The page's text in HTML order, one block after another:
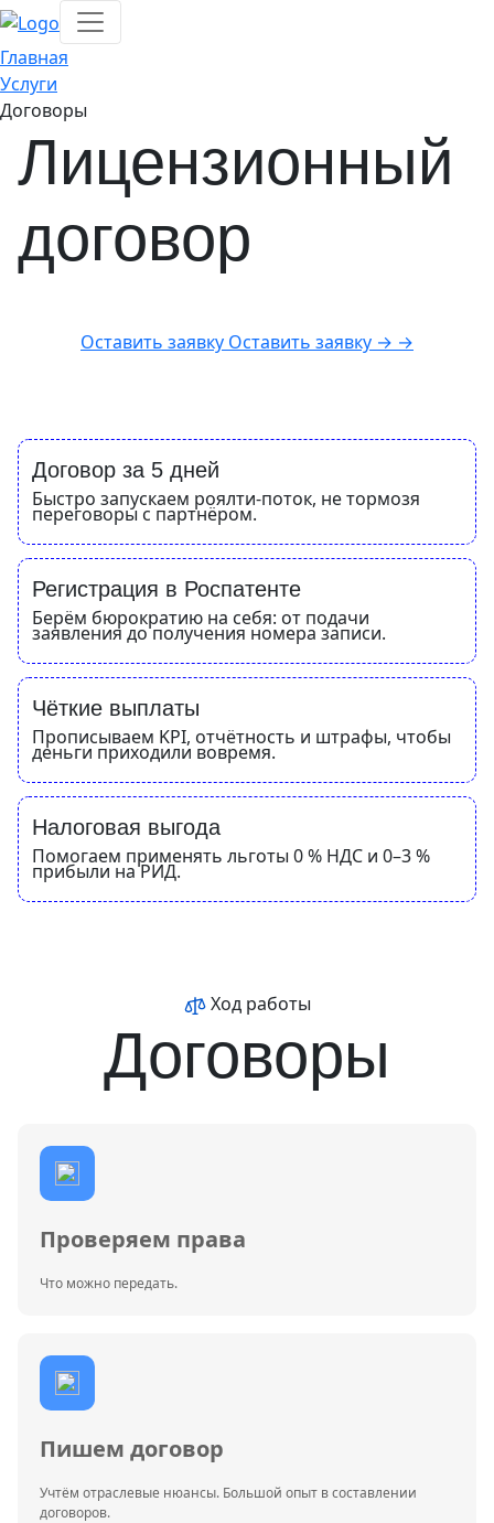
Главная
Услуги
Договоры
Лицензионный
договор
Оставить заявку Оставить заявку → →
Договор за 5 дней
Быстро запускаем роялти-поток, не тормозя
переговоры с партнёром.
Регистрация в Роспатенте
Берём бюрократию на себя: от подачи
заявления до получения номера записи.
Чёткие выплаты
Прописываем KPI, отчётность и штрафы, чтобы
деньги приходили вовремя.
Налоговая выгода
Помогаем применять льготы 0 % НДС и 0–3 %
прибыли на РИД.
Ход работы
Договоры
Проверяем права
Что можно передать.
Пишем договор
Учтём отраслевые нюансы. Большой опыт в составлении
договоров.